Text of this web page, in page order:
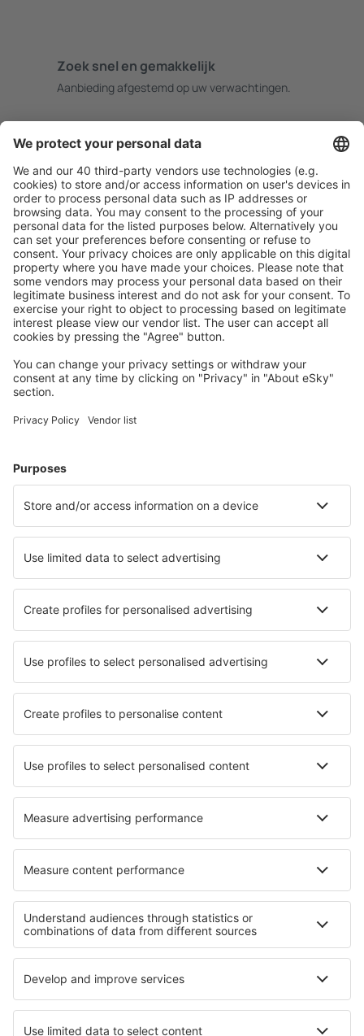
Zoek snel en gemakkelijk
Aanbieding afgestemd op uw verwachtingen.
Plan veilig
Bespaar meer
Reisaanbiedingen en speciale aanbiedingen voor
geregistreerde gebruikers.
Accommodaties die u bevallen
Kies uit meer dan 1,3 miljoen accommodaties: hotels,
jeugdherbergen, appartementen en meer.
Meest gezochte hotels door eSky-gebruikers
Hotels in het Verenigd Koninkrijk - Populaire steden
Hotels in Liverpool Hotels in Manchester
Hotels in Whitby Hotels in Dartmouth
Hotels in Darlington - Teesside Hotels in Padstow
Beste hotels - steden
Hotels in La Roquebrussanne Hotels in Trodica
Hotels in Tramonti Hotels in Ötisheim
Hotels in Salt Hotels in Vyborg
Hotels in Arqua Petrarca Hotels Arcabuco
Beste hotels - regio's
Hotels in Wales Hotels in Scotland
Hotels in Great Yarmouth Hotels in Southport
Hotels in Engeland Hotels in Middle Pomerania
Hotels in Pikes Peak Hotels in El Beni
Hotels in Dobroedzja Hotels in Nationaal park Weskus